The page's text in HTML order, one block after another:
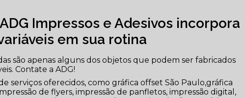
Impressos e Adesivos incorpora
em sua rotina
são apenas alguns dos objetos que podem ser fabricados
Contate a ADG!
serviços oferecidos, como gráfica offset São Paulo,gráfica
de flyers, impressão de panfletos, impressão digital,